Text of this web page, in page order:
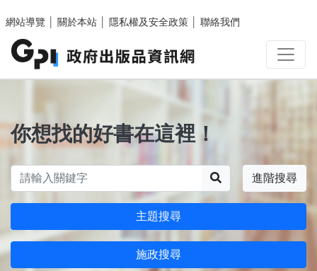
網站導覽
關於本站 隱私權及安全政策 聯絡我們
你想找的好書在這裡！
進階搜尋
主題搜尋
施政搜尋